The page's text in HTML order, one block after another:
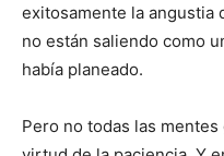
exitosamente la angustia
no están saliendo como
había planeado.
Pero no todas las